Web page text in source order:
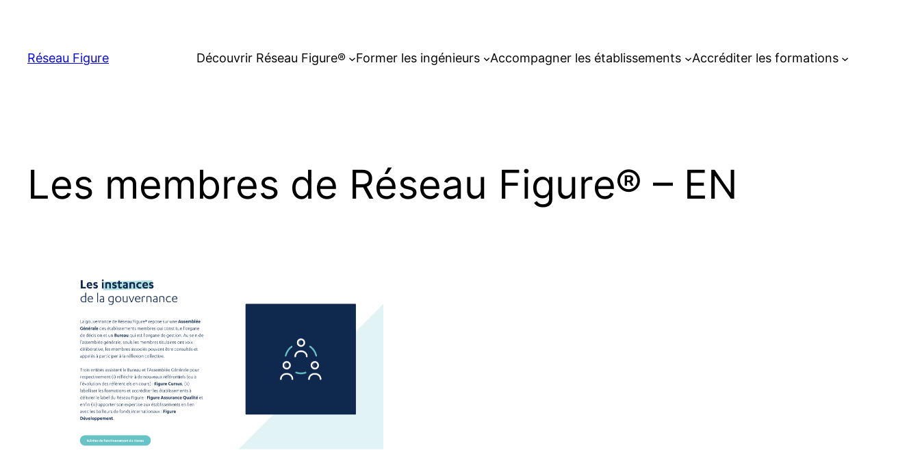
content
Réseau Figure Découvrir Réseau Figure® Former les ingénieurs Accompagner les établissements Accréditer les formations
Les membres de Réseau Figure® – EN